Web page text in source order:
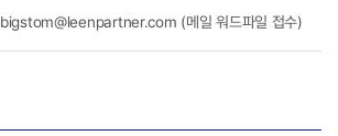
bigstom@leenpartner.com (메일 워드파일 접수)